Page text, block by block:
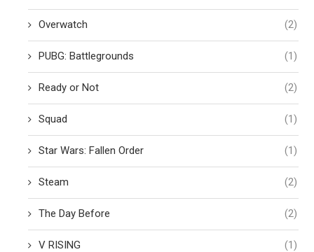
Overwatch (2)
PUBG: Battlegrounds (1)
Ready or Not (2)
Squad (1)
Star Wars: Fallen Order (1)
Steam (2)
The Day Before (2)
V RISING (1)